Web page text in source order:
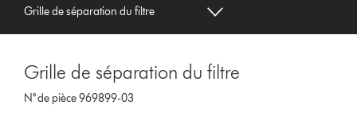
Grille de séparation du filtre
Grille de séparation du filtre
N° de pièce 969899-03